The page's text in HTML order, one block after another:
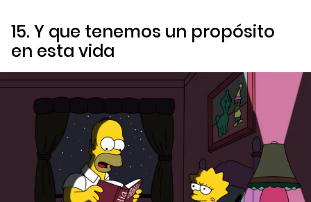
15. Y que tenemos un propósito
en esta vida